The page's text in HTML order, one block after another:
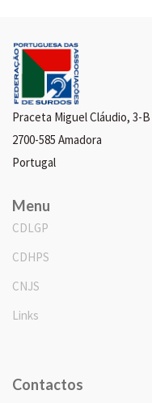
Praceta Miguel Cláudio, 3-B
2700-585 Amadora
Portugal
Menu
CDLGP
CDHPS
CNJS
Links
Contactos